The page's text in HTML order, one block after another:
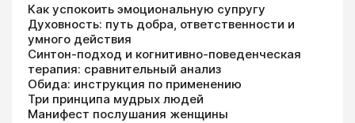
Как успокоить эмоциональную супругу
Духовность: путь добра, ответственности и
умного действия
Синтон-подход и когнитивно-поведенческая
терапия: сравнительный анализ
Обида: инструкция по применению
Три принципа мудрых людей
Манифест послушания женщины